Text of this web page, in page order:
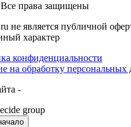
права защищены
не является публичной
характер
конфиденциальности
на обработку
-